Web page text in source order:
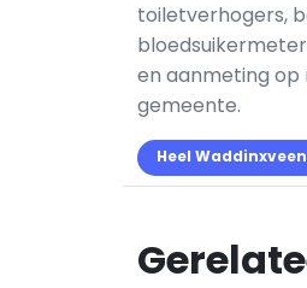
toiletverhogers,
en aanmeting op
gemeente.
Heel Waddinxveen